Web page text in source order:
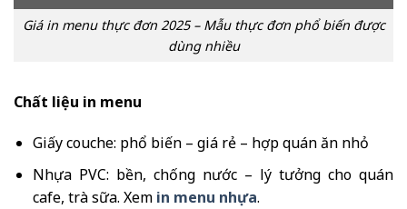
Giá in menu thực đơn 2025 – Mẫu thực đơn phổ biến được
dùng nhiều
Chất liệu in menu
Giấy couche: phổ biến – giá rẻ – hợp quán ăn nhỏ
Nhựa PVC: bền, chống nước – lý tưởng cho quán
cafe, trà sữa. Xem in menu nhựa.